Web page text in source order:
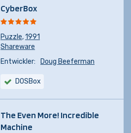
CyberBox
Puzzle,1991
Shareware
Entwickler:
Doug Beeferman
DOSBox
The Even More! Incredible
Machine